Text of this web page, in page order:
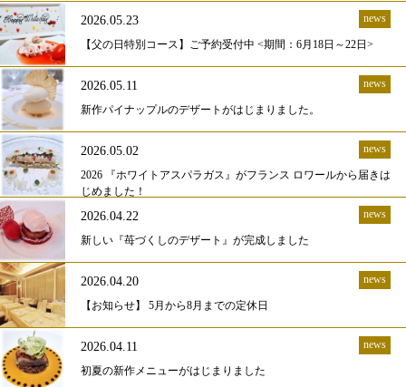
2026.05.23 news
【父の日特別コース】ご予約受付中 <期間：6月18日～22日>
2026.05.11 news
新作パイナップルのデザートがはじまりました。
2026.05.02 news
2026 『ホワイトアスパラガス』がフランス ロワールから届きは
じめました！
2026.04.22 news
新しい『苺づくしのデザート』が完成しました
2026.04.20 news
【お知らせ】 5月から8月までの定休日
2026.04.11 news
初夏の新作メニューがはじまりました